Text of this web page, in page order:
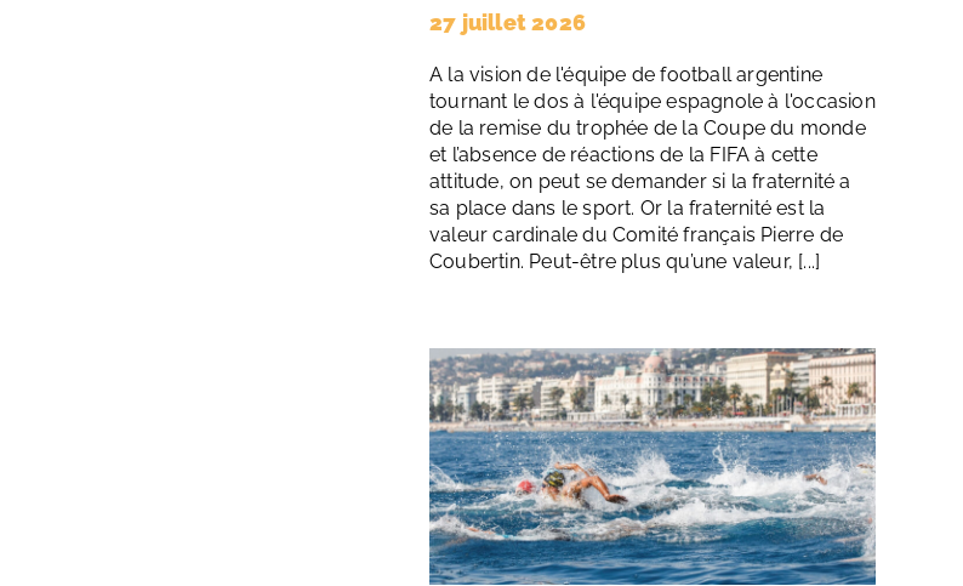
27 juillet 2026
A la vision de l'équipe de football argentine
tournant le dos à l'équipe espagnole à l'occasion
de la remise du trophée de la Coupe du monde
et l’absence de réactions de la FIFA à cette
attitude, on peut se demander si la fraternité a
sa place dans le sport. Or la fraternité est la
valeur cardinale du Comité français Pierre de
Coubertin. Peut-être plus qu’une valeur, [...]